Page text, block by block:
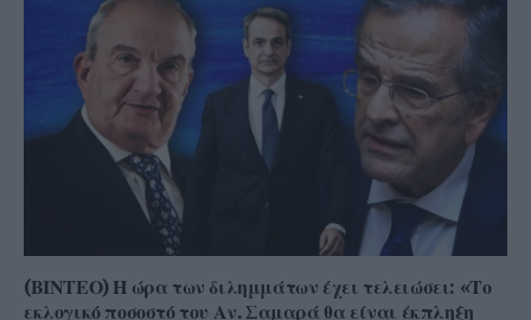
(ΒΙΝΤΕΟ) Η ώρα των διλημμάτων έχει τελειώσει: «Το
εκλογικό ποσοστό του Αν. Σαμαρά θα είναι έκπληξη